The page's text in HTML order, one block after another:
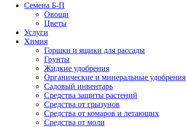
Семена Б-П
Овощи
Цветы
Услуги
Химия
Горшки и ящики для рассады
Грунты
Жидкие удобрения
Органические и минеральные удобрения
Садовый инвентарь
Средства защиты растений
Средства от грызунов
Средства от комаров и летающих
Средства от моли